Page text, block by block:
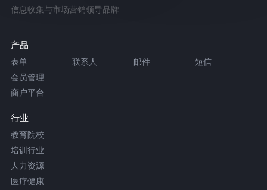
信息收集与市场营销领导品牌
产品
表单 联系人 邮件
短信
会员管理
商户平台
行业
教育院校
培训行业
人力资源
医疗健康